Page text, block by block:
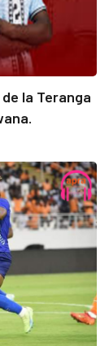
la Teranga